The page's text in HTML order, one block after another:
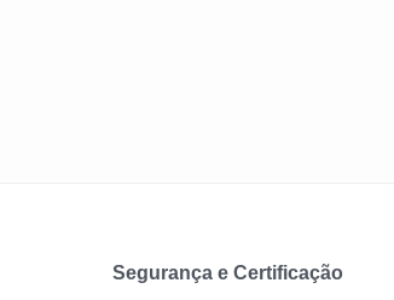
Segurança e Certificação